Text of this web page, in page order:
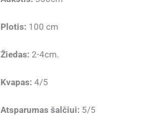
Plotis: 100 cm
Žiedas: 2-4cm.
Kvapas: 4/5
Atsparumas šalčiui: 5/5